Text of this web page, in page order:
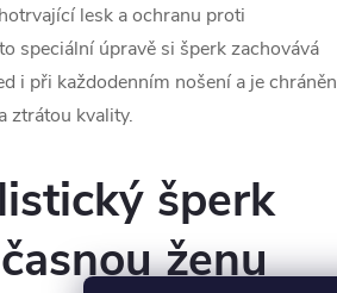
lesk a ochranu proti
speciální úpravě si šperk zachovává
i při každodenním nošení a je chráněn
ztrátou kvality.
šperk
ženu